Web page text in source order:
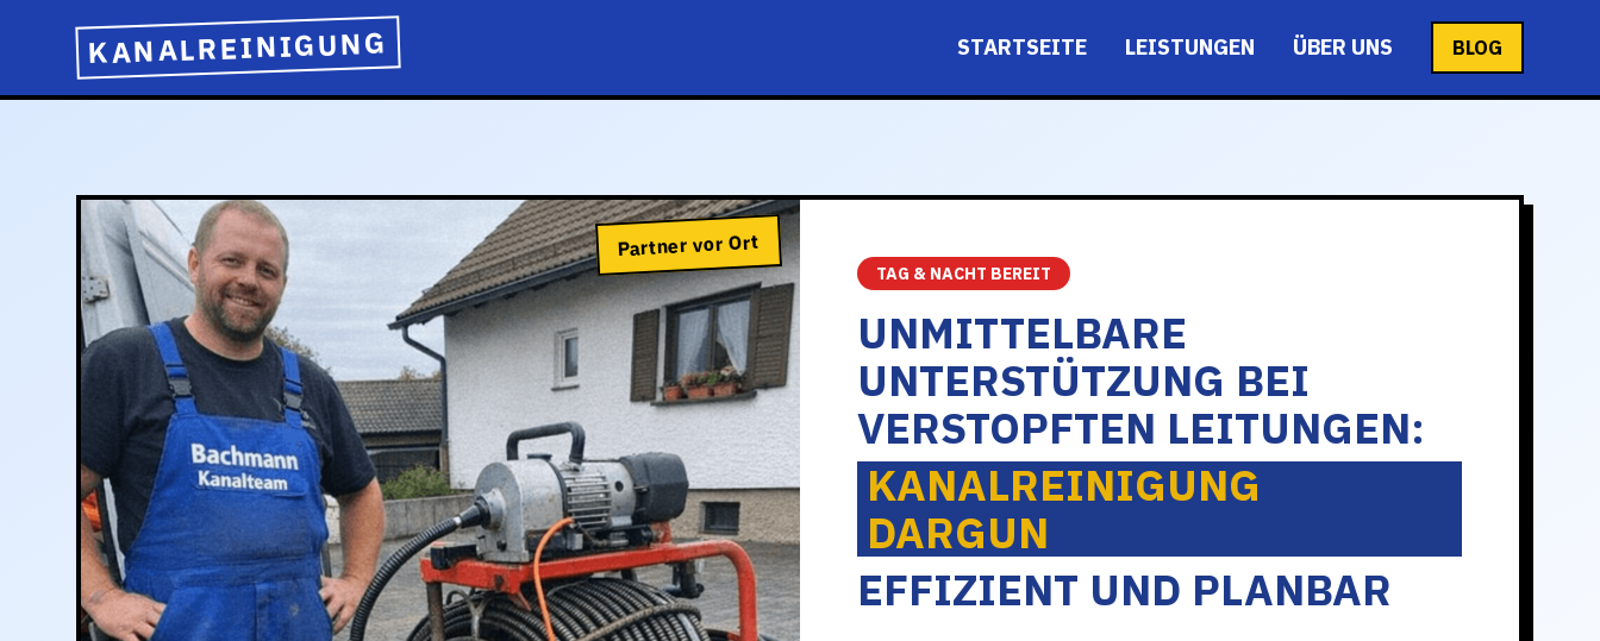
KANALREINIGUNG STARTSEITE LEISTUNGEN ÜBER UNS BLOG
Partner vor Ort
TAG & NACHT BEREIT
UNMITTELBARE
UNTERSTÜTZUNG BEI
VERSTOPFTEN LEITUNGEN:
KANALREINIGUNG
DARGUN
EFFIZIENT UND PLANBAR